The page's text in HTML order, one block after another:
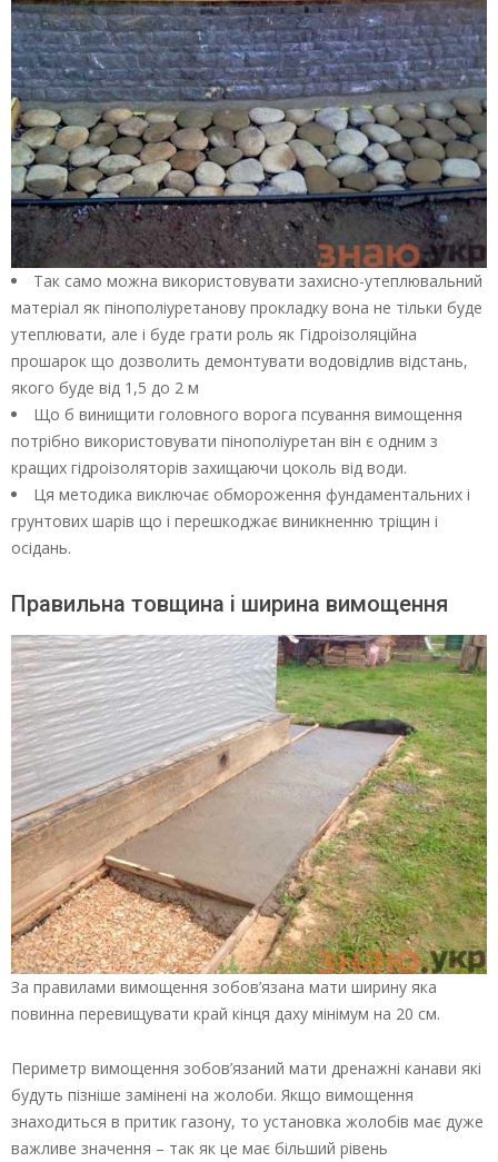
Так само можна використовувати захисно-утеплювальний
матеріал як пінополіуретанову прокладку вона не тільки буде
утеплювати, але і буде грати роль як Гідроізоляційна
прошарок що дозволить демонтувати водовідлив відстань,
якого буде від 1,5 до 2 м
Що б винищити головного ворога псування вимощення
потрібно використовувати пінополіуретан він є одним з
кращих гідроізоляторів захищаючи цоколь від води.
Ця методика виключає обмороження фундаментальних і
грунтових шарів що і перешкоджає виникненню тріщин і
осідань.
Правильна товщина і ширина вимощення
За правилами вимощення зобов’язана мати ширину яка
повинна перевищувати край кінця даху мінімум на 20 см.
Периметр вимощення зобов’язаний мати дренажні канави які
будуть пізніше замінені на жолоби. Якщо вимощення
знаходиться в притик газону, то установка жолобів має дуже
важливе значення – так як це має більший рівень